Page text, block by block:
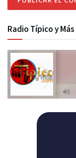
Radio Típico y Más